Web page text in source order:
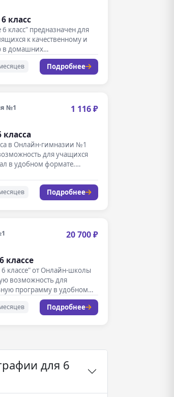
класс
класс" предназначен для
к качественному и
в домашних…
Подробнее
№1
1 116 ₽
в Онлайн-гимназии №1
для учащихся
в удобном формате.…
Подробнее
20 700 ₽
классе
классе" от Онлайн-школы
возможность для
программу в удобном…
Подробнее
для 6